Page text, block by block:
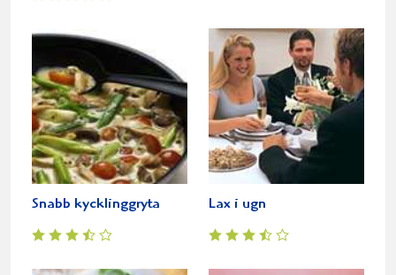
Snabb kycklinggryta Lax i ugn